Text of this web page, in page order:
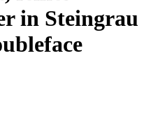
in Steingrau